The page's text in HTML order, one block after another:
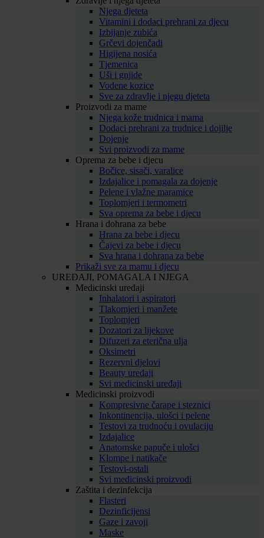
Njega djeteta
Vitamini i dodaci prehrani za djecu
Izbijanje zubića
Grčevi dojenčadi
Higijena nosića
Tjemenica
Uši i gnjide
Vodene kozice
Sve za zdravlje i njegu djeteta
Proizvodi za mame
Njega kože trudnica i mama
Dodaci prehrani za trudnice i dojilje
Dojenje
Svi proizvodi za mame
Oprema za bebe i djecu
Bočice, sisači, varalice
Izdajalice i pomagala za dojenje
Pelene i vlažne maramice
Toplomjeri i termometri
Sva oprema za bebe i djecu
Hrana i dohrana za bebe
Hrana za bebe i djecu
Čajevi za bebe i djecu
Sva hrana i dohrana za bebe
Prikaži sve za mamu i djecu
UREĐAJI, POMAGALA I NJEGA
Medicinski uređaji
Inhalatori i aspiratori
Tlakomjeri i manžete
Toplomjeri
Dozatori za lijekove
Difuzeri za eterična ulja
Oksimetri
Rezervni djelovi
Beauty uređaji
Svi medicinski uređaji
Medicinski proizvodi
Kompresivne čarape i steznici
Inkontinencija, ulošci i pelene
Testovi za trudnoću i ovulaciju
Izdajalice
Anatomske papuče i ulošci
Klompe i natikače
Testovi-ostali
Svi medicinski proizvodi
Zaštita i dezinfekcija
Flasteri
Dezinficijensi
Gaze i zavoji
Maske